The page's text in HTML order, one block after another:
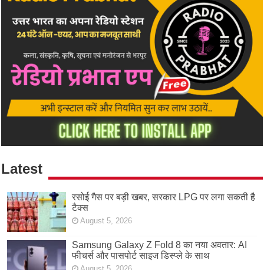
Latest
रसोई गैस पर बड़ी खबर, सरकार LPG पर लगा सकती है
टैक्स
August 5, 2026
Samsung Galaxy Z Fold 8 का नया अवतार: AI
फीचर्स और पासपोर्ट साइज डिस्प्ले के साथ